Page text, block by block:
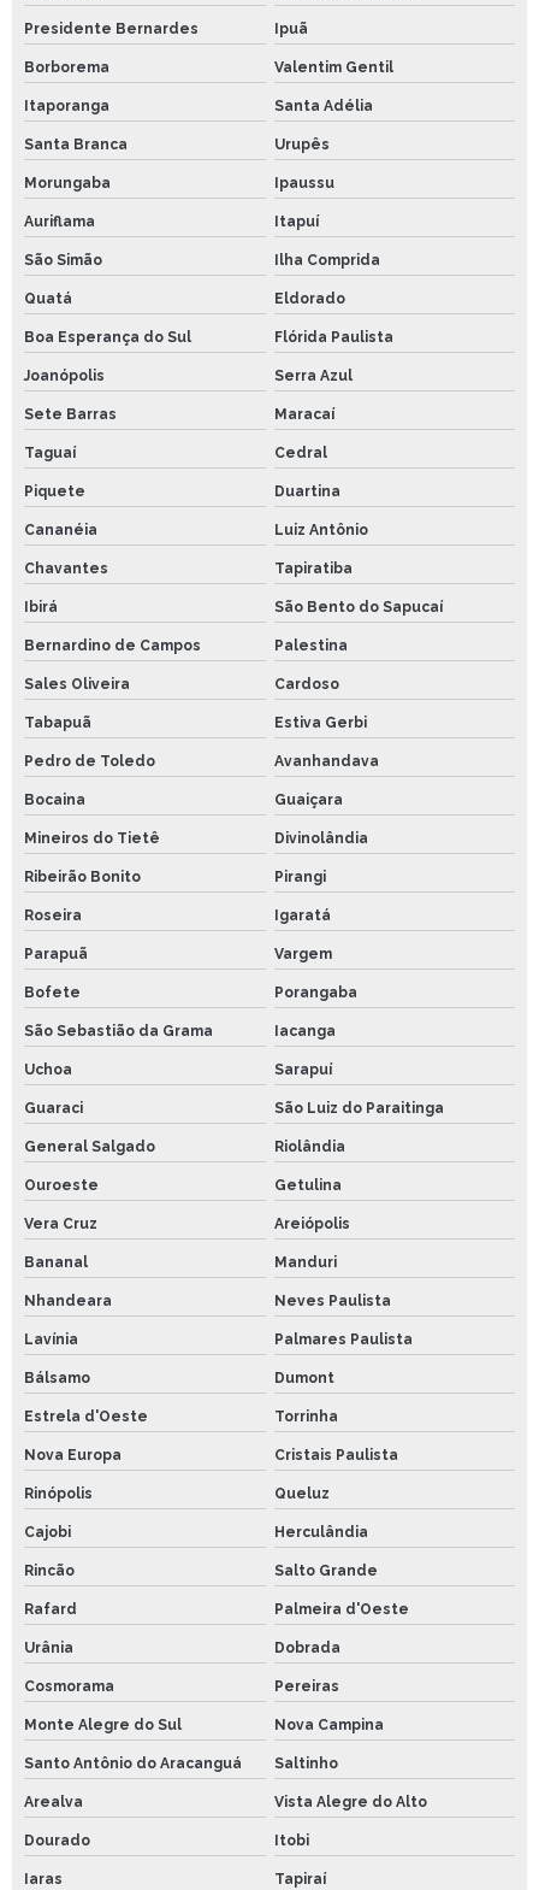
Presidente Bernardes Ipuã
Borborema Valentim Gentil
Itaporanga Santa Adélia
Santa Branca Urupês
Morungaba Ipaussu
Auriflama Itapuí
São Simão Ilha Comprida
Quatá Eldorado
Boa Esperança do Sul Flórida Paulista
Joanópolis Serra Azul
Sete Barras Maracaí
Taguaí Cedral
Piquete Duartina
Cananéia Luiz Antônio
Chavantes Tapiratiba
Ibirá São Bento do Sapucaí
Bernardino de Campos Palestina
Sales Oliveira Cardoso
Tabapuã Estiva Gerbi
Pedro de Toledo Avanhandava
Bocaina Guaiçara
Mineiros do Tietê Divinolândia
Ribeirão Bonito Pirangi
Roseira Igaratá
Parapuã Vargem
Bofete Porangaba
São Sebastião da Grama Iacanga
Uchoa Sarapuí
Guaraci São Luiz do Paraitinga
General Salgado Riolândia
Ouroeste Getulina
Vera Cruz Areiópolis
Bananal Manduri
Nhandeara Neves Paulista
Lavínia Palmares Paulista
Bálsamo Dumont
Estrela d'Oeste Torrinha
Nova Europa Cristais Paulista
Rinópolis Queluz
Cajobi Herculândia
Rincão Salto Grande
Rafard Palmeira d'Oeste
Urânia Dobrada
Cosmorama Pereiras
Monte Alegre do Sul Nova Campina
Santo Antônio do Aracanguá Saltinho
Arealva Vista Alegre do Alto
Dourado Itobi
Iaras Tapiraí